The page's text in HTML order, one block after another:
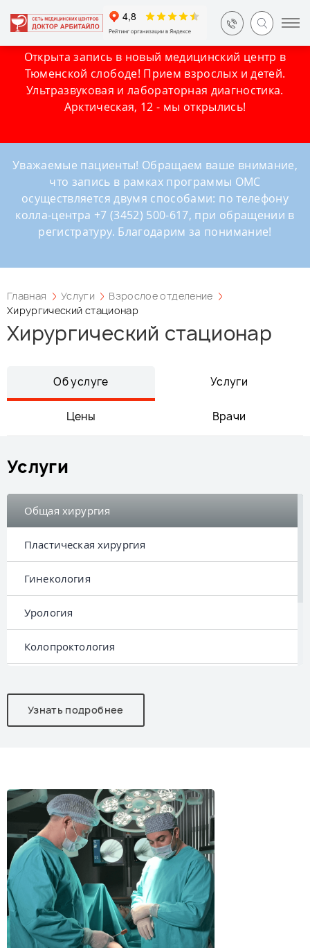
Открыта запись в новый медицинский центр в
Тюменской слободе! Прием взрослых и детей.
Ультразвуковая и лабораторная диагностика.
Арктическая, 12 - мы открылись!
Уважаемые пациенты! Обращаем ваше внимание,
что запись в рамках программы ОМС
осуществляется двумя способами: по телефону
колла-центра +7 (3452) 500-617, при обращении в
регистратуру. Благодарим за понимание!
Главная Услуги
Взрослое отделение
Хирургический стационар
Хирургический стационар
Об услуге Услуги
Цены Врачи
Услуги
Общая хирургия
Пластическая хирургия
Гинекология
Урология
Колопроктология
Оториноларингология
Узнать подробнее